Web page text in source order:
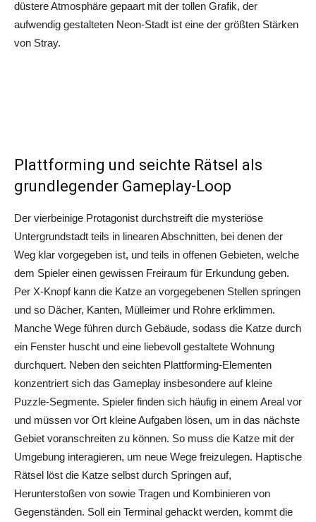
düstere Atmosphäre gepaart mit der tollen Grafik, der
aufwendig gestalteten Neon-Stadt ist eine der größten Stärken
von Stray.
Plattforming und seichte Rätsel als
grundlegender Gameplay-Loop
Der vierbeinige Protagonist durchstreift die mysteriöse
Untergrundstadt teils in linearen Abschnitten, bei denen der
Weg klar vorgegeben ist, und teils in offenen Gebieten, welche
dem Spieler einen gewissen Freiraum für Erkundung geben.
Per X-Knopf kann die Katze an vorgegebenen Stellen springen
und so Dächer, Kanten, Mülleimer und Rohre erklimmen.
Manche Wege führen durch Gebäude, sodass die Katze durch
ein Fenster huscht und eine liebevoll gestaltete Wohnung
durchquert. Neben den seichten Plattforming-Elementen
konzentriert sich das Gameplay insbesondere auf kleine
Puzzle-Segmente. Spieler finden sich häufig in einem Areal vor
und müssen vor Ort kleine Aufgaben lösen, um in das nächste
Gebiet voranschreiten zu können. So muss die Katze mit der
Umgebung interagieren, um neue Wege freizulegen. Haptische
Rätsel löst die Katze selbst durch Springen auf,
Herunterstoßen von sowie Tragen und Kombinieren von
Gegenständen. Soll ein Terminal gehackt werden, kommt die